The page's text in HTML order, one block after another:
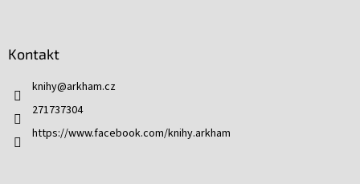
Kontakt
knihy@arkham.cz
271737304
https://www.facebook.com/knihy.arkham